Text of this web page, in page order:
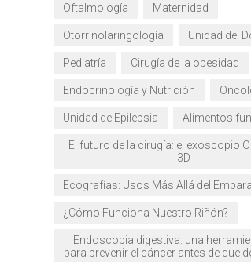
Oftalmología Maternidad
Otorrinolaringología Unidad del
Pediatría Cirugía de la obesidad
Endocrinología y Nutrición
Unidad de Epilepsia Alimentos
El futuro de la cirugía: el exoscopio
3D
Ecografías: Usos Más Allá del
¿Cómo Funciona Nuestro Riñón?
Endoscopia digestiva: una
para prevenir el cáncer antes de que